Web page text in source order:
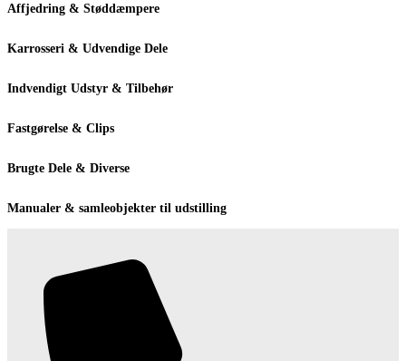
Affjedring & Støddæmpere
Karrosseri & Udvendige Dele
Indvendigt Udstyr & Tilbehør
Fastgørelse & Clips
Brugte Dele & Diverse
Manualer & samleobjekter til udstilling